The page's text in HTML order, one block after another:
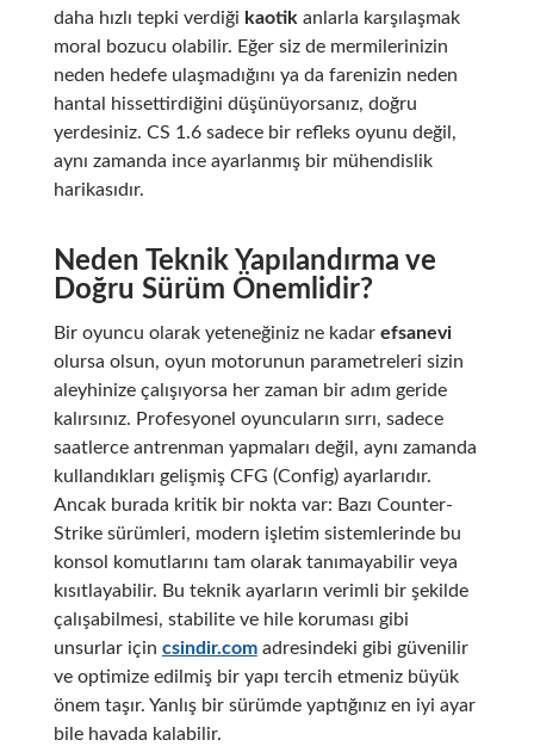
daha hızlı tepki verdiği kaotik anlarla karşılaşmak
moral bozucu olabilir. Eğer siz de mermilerinizin
neden hedefe ulaşmadığını ya da farenizin neden
hantal hissettirdiğini düşünüyorsanız, doğru
yerdesiniz. CS 1.6 sadece bir refleks oyunu değil,
aynı zamanda ince ayarlanmış bir mühendislik
harikasıdır.
Neden Teknik Yapılandırma ve
Doğru Sürüm Önemlidir?
Bir oyuncu olarak yeteneğiniz ne kadar efsanevi
olursa olsun, oyun motorunun parametreleri sizin
aleyhinize çalışıyorsa her zaman bir adım geride
kalırsınız. Profesyonel oyuncuların sırrı, sadece
saatlerce antrenman yapmaları değil, aynı zamanda
kullandıkları gelişmiş CFG (Config) ayarlarıdır.
Ancak burada kritik bir nokta var: Bazı Counter-
Strike sürümleri, modern işletim sistemlerinde bu
konsol komutlarını tam olarak tanımayabilir veya
kısıtlayabilir. Bu teknik ayarların verimli bir şekilde
çalışabilmesi, stabilite ve hile koruması gibi
unsurlar için csindir.comadresindeki gibi güvenilir
ve optimize edilmiş bir yapı tercih etmeniz büyük
önem taşır. Yanlış bir sürümde yaptığınız en iyi ayar
bile havada kalabilir.